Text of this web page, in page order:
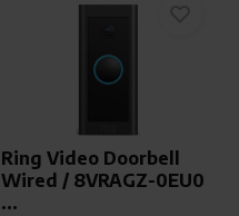
Ring Video Doorbell
Wired / 8VRAGZ-0EU0
...